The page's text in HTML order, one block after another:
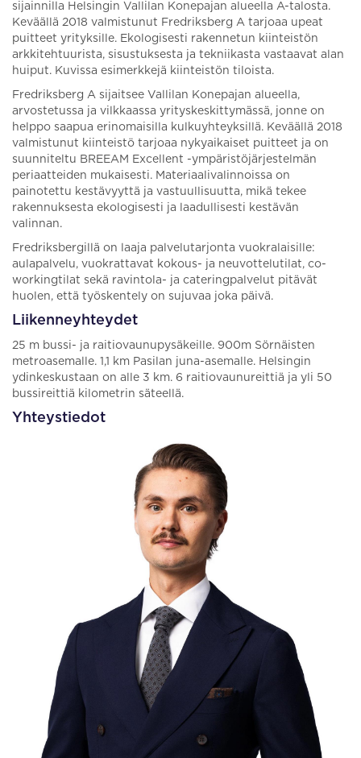
sijainnilla Helsingin Vallilan Konepajan alueella A-talosta.
Keväällä 2018 valmistunut Fredriksberg A tarjoaa upeat
puitteet yrityksille. Ekologisesti rakennetun kiinteistön
arkkitehtuurista, sisustuksesta ja tekniikasta vastaavat alan
huiput. Kuvissa esimerkkejä kiinteistön tiloista.
Fredriksberg A sijaitsee Vallilan Konepajan alueella,
arvostetussa ja vilkkaassa yrityskeskittymässä, jonne on
helppo saapua erinomaisilla kulkuyhteyksillä. Keväällä 2018
valmistunut kiinteistö tarjoaa nykyaikaiset puitteet ja on
suunniteltu BREEAM Excellent -ympäristöjärjestelmän
periaatteiden mukaisesti. Materiaalivalinnoissa on
painotettu kestävyyttä ja vastuullisuutta, mikä tekee
rakennuksesta ekologisesti ja laadullisesti kestävän
valinnan.
Fredriksbergillä on laaja palvelutarjonta vuokralaisille:
aulapalvelu, vuokrattavat kokous- ja neuvottelutilat, co-
workingtilat sekä ravintola- ja cateringpalvelut pitävät
huolen, että työskentely on sujuvaa joka päivä.
Liikenneyhteydet
25 m bussi- ja raitiovaunupysäkeille. 900m Sörnäisten
metroasemalle. 1,1 km Pasilan juna-asemalle. Helsingin
ydinkeskustaan on alle 3 km. 6 raitiovaunureittiä ja yli 50
bussireittiä kilometrin säteellä.
Yhteystiedot